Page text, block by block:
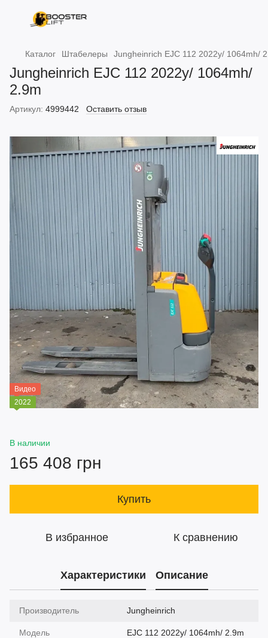
Каталог Штабелеры Jungheinrich EJC 112 2022y/ 1064mh/
Jungheinrich EJC 112 2022y/ 1064mh/
2.9m
Артикул: 4999442 Оставить отзыв
Видео
2022
В наличии
165 408 грн
Купить
В избранное К сравнению
Характеристики Описание
Производитель Jungheinrich
Модель EJC 112 2022y/ 1064mh/ 2.9m